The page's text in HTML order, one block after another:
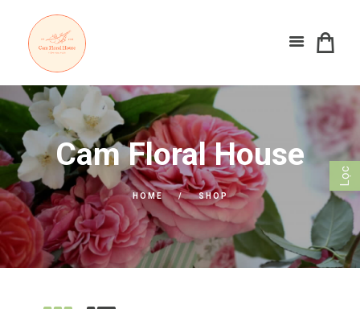
Cam Floral House
HOME SHOP
Lọc